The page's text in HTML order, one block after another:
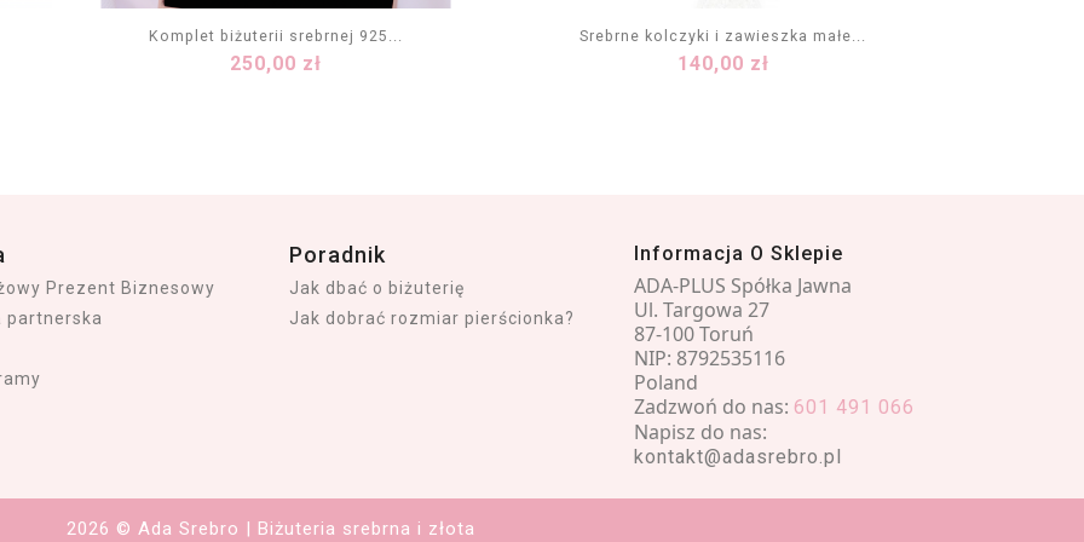
Komplet biżuterii srebrnej 925...
Cena
250,00 zł
DODAJ DO KOSZYKA
Srebrne kolczyki i zawieszka małe...
Cena
140,00 zł
DODAJ DO KOSZYKA
Prezent Biznesowy
partnerska
Poradnik
Jak dbać o biżuterię
Jak dobrać rozmiar pierścionka?
Informacja O Sklepie
ADA-PLUS Spółka Jawna
Ul. Targowa 27
87-100 Toruń
NIP: 8792535116
Poland
Zadzwoń do nas: 601 491 066
Napisz do nas:
kontakt@adasrebro.pl
2026 © Ada Srebro | Biżuteria srebrna i złota